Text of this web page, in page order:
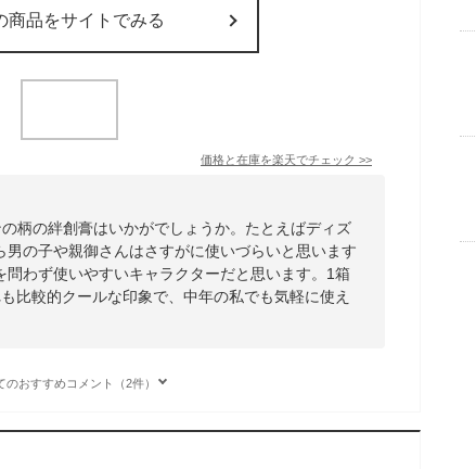
商品をサイトでみる
価格と在庫を楽天でチェック >>
柄の絆創膏はいかがでしょうか。たとえばディズ
の子や親御さんはさすがに使いづらいと思います
わず使いやすいキャラクターだと思います。1箱
比較的クールな印象で、中年の私でも気軽に使え
のおすすめコメント（2件）